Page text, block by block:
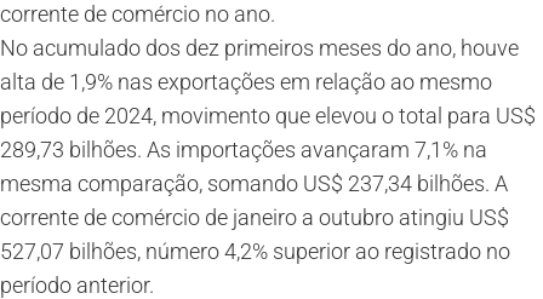
corrente de comércio no ano.
No acumulado dos dez primeiros meses do ano, houve
alta de 1,9% nas exportações em relação ao mesmo
período de 2024, movimento que elevou o total para US$
289,73 bilhões. As importações avançaram 7,1% na
mesma comparação, somando US$ 237,34 bilhões. A
corrente de comércio de janeiro a outubro atingiu US$
527,07 bilhões, número 4,2% superior ao registrado no
período anterior.